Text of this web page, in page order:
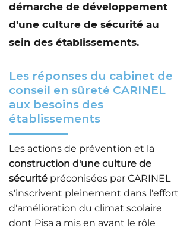
démarche de développement
d'une culture de sécurité au
sein des établissements.
Les réponses du cabinet de
conseil en sûreté CARINEL
aux besoins des
établissements
Les actions de prévention et la
construction d'une culture de
sécurité préconisées par CARINEL
s'inscrivent pleinement dans l'effort
d'amélioration du climat scolaire
dont Pisa a mis en avant le rôle